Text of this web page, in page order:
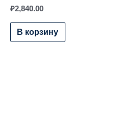
₽2,840.00
В корзину